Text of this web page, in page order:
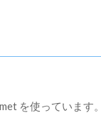
を使っています。